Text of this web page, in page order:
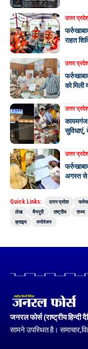
उत्तर
राहत
उत्तर
को मिली
उत्तर
सुविधाएं,
उत्तर
अगस्त से
Quick Links: उत्तर प्रदेश
लेख
मैनपुरी राष्ट्रीय राज्य
क्राइम
मनोरंजन
जनरल फोर्स (राष्ट्रीय हिन्दी
सामने उपस्थित है।